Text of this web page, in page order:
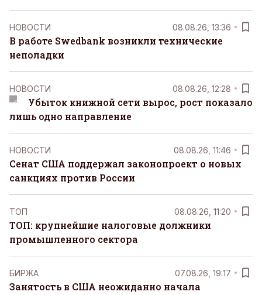
НОВОСТИ 08.08.26, 13:36
В работе Swedbank возникли технические
неполадки
НОВОСТИ 08.08.26, 12:28
Убыток книжной сети вырос, рост показало
лишь одно направление
НОВОСТИ 08.08.26, 11:46
Сенат США поддержал законопроект о новых
санкциях против России
ТОП 08.08.26, 11:20
ТОП: крупнейшие налоговые должники
промышленного сектора
БИРЖА 07.08.26, 19:17
Занятость в США неожиданно начала